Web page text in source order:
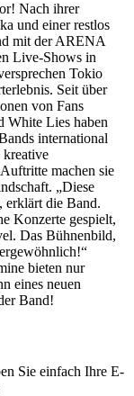
Nach ihrer
und einer restlos
mit der ARENA
Live-Shows in
Tokio
Seit über
von Fans
White Lies haben
international
kreative
machen sie
„Diese
erklärt die Band.
Konzerte gespielt,
Das Bühnenbild,
bieten nur
eines neuen
Band!
Sie einfach Ihre E-